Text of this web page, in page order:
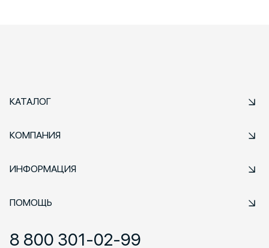
8 800 301-02-99
КАТАЛОГ
КОМПАНИЯ
ИНФОРМАЦИЯ
ПОМОЩЬ